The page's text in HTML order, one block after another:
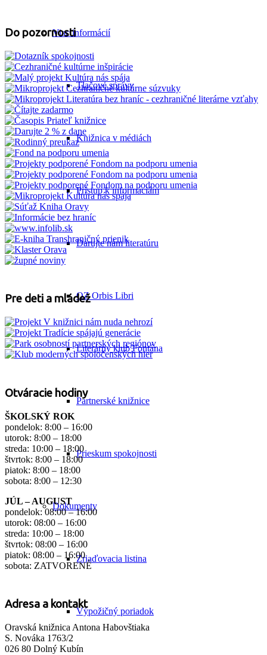
Viac informácií
Tlačové správy
Knižnica v médiách
Prístup k informáciám
Darujte nám literatúru
OZ Orbis Libri
Literárny klub Fontána
Partnerské knižnice
Prieskum spokojnosti
Dokumenty
Zriaďovacia listina
Výpožičný poriadok
Do pozornosti
Pre deti a mládež
Otváracie hodiny
ŠKOLSKÝ ROK
pondelok: 8:00 – 16:00
utorok: 8:00 – 18:00
streda: 10:00 – 18:00
štvrtok: 8:00 – 18:00
piatok: 8:00 – 18:00
sobota: 8:00 – 12:30
JÚL – AUGUST
pondelok: 08:00 – 16:00
utorok: 08:00 – 16:00
streda: 10:00 – 18:00
štvrtok: 08:00 – 16:00
piatok: 08:00 – 16:00
sobota: ZATVORENÉ
Adresa a kontakt
Oravská knižnica Antona Habovštiaka
S. Nováka 1763/2
026 80 Dolný Kubín